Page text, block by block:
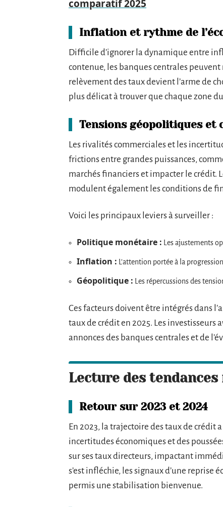
comparatif 2025
Inflation et rythme de
Difficile d’ignorer la dynamique entre
contenue, les banques centrales
relèvement des taux devient l’arme de
plus délicat à trouver que chaque zone
Tensions géopolitiques
Les rivalités commerciales et les
frictions entre grandes puissances,
marchés financiers et impacter le crédit.
modulent également les conditions de
Voici les principaux leviers à surveiller :
Politique monétaire : Les ajustements
Inflation : L’attention portée à la
Géopolitique : Les répercussions des
Ces facteurs doivent être intégrés dans
taux de crédit en 2025. Les
annonces des banques centrales et de
Lecture des
Retour sur 2023 et 2024
En 2023, la trajectoire des taux de crédit
incertitudes économiques et des
sur ses taux directeurs, impactant
s’est infléchie, les signaux d’une
permis une stabilisation bienvenue.